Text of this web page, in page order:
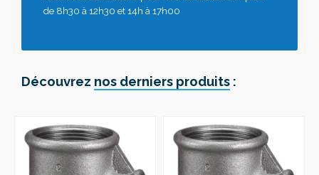
de 8h30 à 12h30 et 14h à 17h00
Découvrez nos derniers produits :